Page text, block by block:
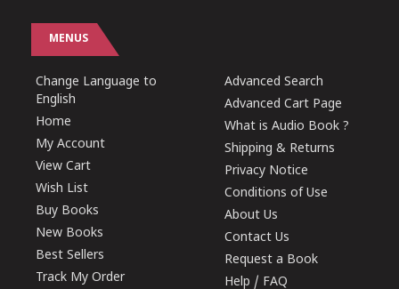
MENUS
Change Language to
English
Home
My Account
View Cart
Wish List
Buy Books
New Books
Best Sellers
Track My Order
Advanced Search
Advanced Cart Page
What is Audio Book ?
Shipping & Returns
Privacy Notice
Conditions of Use
About Us
Contact Us
Request a Book
Help / FAQ